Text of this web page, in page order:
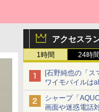
アクセスラ
1時間 24時間
[石野純也の「ス
ワイモバイルは
身向け「超おト
点
シャープ「
画面や迷惑電話